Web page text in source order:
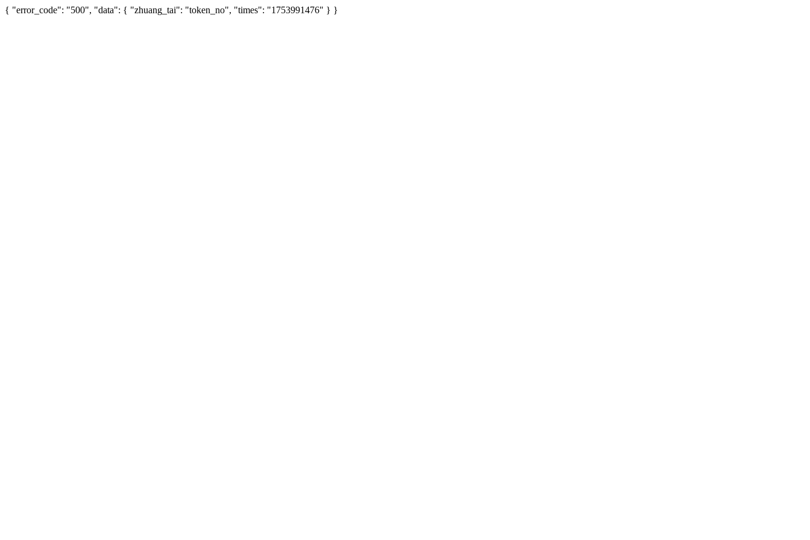
{ "error_code": "500", "data": { "zhuang_tai": "token_no", "times": "1753991476" } }